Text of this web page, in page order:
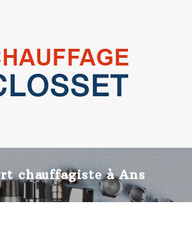
chauffagiste à Ans